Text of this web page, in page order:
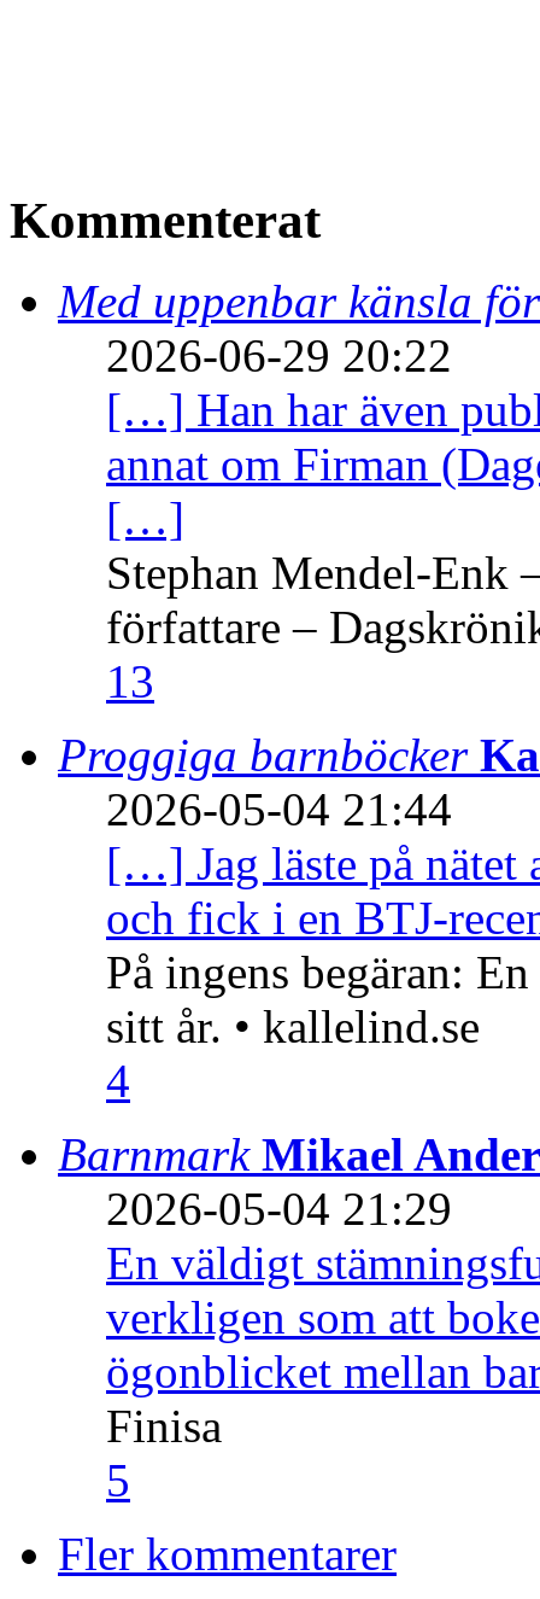
Kommenterat
Med uppenbar känsla
2026-06-29 20:22
[…] Han har även
annat om Firman
[…]
Stephan Mendel-Enk
författare –
13
Proggiga barnböcker
2026-05-04 21:44
[…] Jag läste på nätet
och fick i en BTJ-
På ingens begäran:
sitt år. • kallelind.se
4
Barnmark Mikael
2026-05-04 21:29
En väldigt
verkligen som att
ögonblicket mellan
Finisa
5
Fler kommentarer